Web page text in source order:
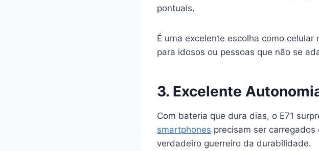
pontuais.
É uma excelente escolha como
para idosos ou pessoas que não se
3. Excelente
Com bateria que dura dias, o E71
smartphones precisam ser
verdadeiro guerreiro da durabilidade.